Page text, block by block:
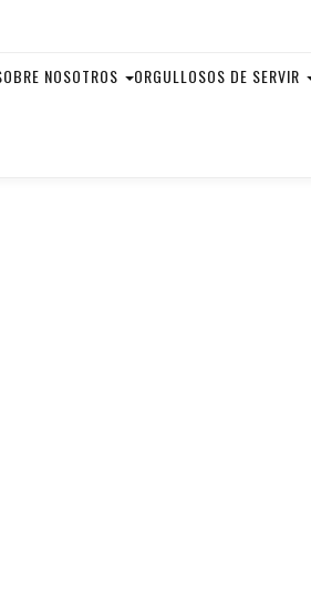
NOSOTROS ORGULLOSOS DE SERVIR